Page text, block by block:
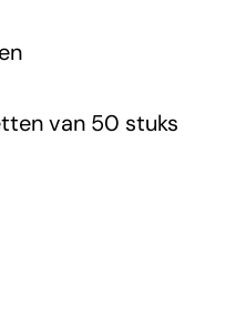
van 50 stuks